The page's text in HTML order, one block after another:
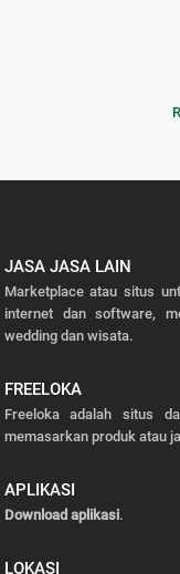
JASA JASA LAIN
Marketplace atau situs
internet dan software,
wedding dan wisata.
FREELOKA
Freeloka adalah situs
memasarkan produk atau
APLIKASI
Download aplikasi.
LOKASI